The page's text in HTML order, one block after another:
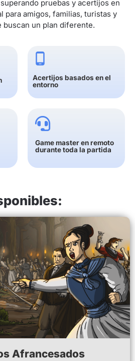
pruebas y acertijos en
para amigos, familias, turistas y
buscan un plan diferente.
Acertijos basados en el
entorno
Game master en remoto
durante toda la partida
Afrancesados